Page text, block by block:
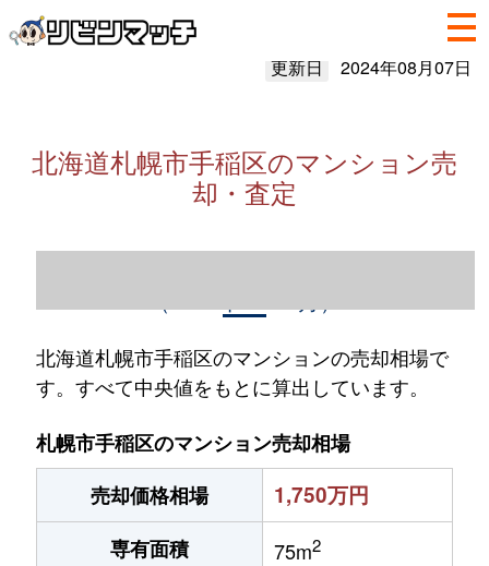
更新日 2024年08月07日
北海道札幌市手稲区のマンション売
却・査定
北海道札幌市手稲区のマンションの売却相場で
す。すべて中央値をもとに算出しています。
札幌市手稲区のマンション売却相場
売却価格相場
1,750万円
専有面積 75m2